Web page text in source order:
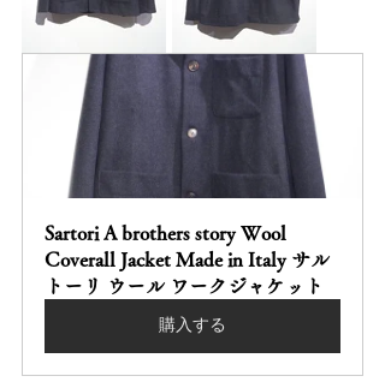
Sartori A brothers story Wool
Coverall Jacket Made in Italy サル
トーリ ウール ワークジャケット
購入する